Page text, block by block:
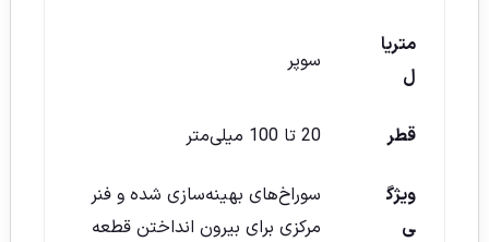
متریا
ل
سوپر
قطر 20 تا 100 میلی‌متر
ویژگ
ی
سوراخ‌های بهینه‌سازی شده و فنر
مرکزی برای بیرون انداختن قطعه